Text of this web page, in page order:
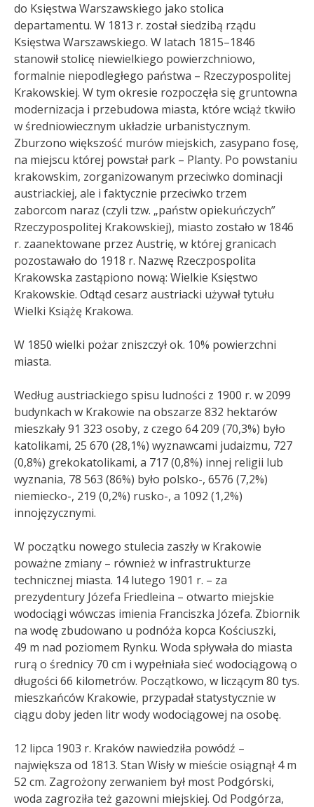
do Księstwa Warszawskiego jako stolica
departamentu. W 1813 r. został siedzibą rządu
Księstwa Warszawskiego. W latach 1815–1846
stanowił stolicę niewielkiego powierzchniowo,
formalnie niepodległego państwa – Rzeczypospolitej
Krakowskiej. W tym okresie rozpoczęła się gruntowna
modernizacja i przebudowa miasta, które wciąż tkwiło
w średniowiecznym układzie urbanistycznym.
Zburzono większość murów miejskich, zasypano fosę,
na miejscu której powstał park – Planty. Po powstaniu
krakowskim, zorganizowanym przeciwko dominacji
austriackiej, ale i faktycznie przeciwko trzem
zaborcom naraz (czyli tzw. „państw opiekuńczych”
Rzeczypospolitej Krakowskiej), miasto zostało w 1846
r. zaanektowane przez Austrię, w której granicach
pozostawało do 1918 r. Nazwę Rzeczpospolita
Krakowska zastąpiono nową: Wielkie Księstwo
Krakowskie. Odtąd cesarz austriacki używał tytułu
Wielki Książę Krakowa.
W 1850 wielki pożar zniszczył ok. 10% powierzchni
miasta.
Według austriackiego spisu ludności z 1900 r. w 2099
budynkach w Krakowie na obszarze 832 hektarów
mieszkały 91 323 osoby, z czego 64 209 (70,3%) było
katolikami, 25 670 (28,1%) wyznawcami judaizmu, 727
(0,8%) grekokatolikami, a 717 (0,8%) innej religii lub
wyznania, 78 563 (86%) było polsko-, 6576 (7,2%)
niemiecko-, 219 (0,2%) rusko-, a 1092 (1,2%)
innojęzycznymi.
W początku nowego stulecia zaszły w Krakowie
poważne zmiany – również w infrastrukturze
technicznej miasta. 14 lutego 1901 r. – za
prezydentury Józefa Friedleina – otwarto miejskie
wodociągi wówczas imienia Franciszka Józefa. Zbiornik
na wodę zbudowano u podnóża kopca Kościuszki,
49 m nad poziomem Rynku. Woda spływała do miasta
rurą o średnicy 70 cm i wypełniała sieć wodociągową o
długości 66 kilometrów. Początkowo, w liczącym 80 tys.
mieszkańców Krakowie, przypadał statystycznie w
ciągu doby jeden litr wody wodociągowej na osobę.
12 lipca 1903 r. Kraków nawiedziła powódź –
największa od 1813. Stan Wisły w mieście osiągnął 4 m
52 cm. Zagrożony zerwaniem był most Podgórski,
woda zagroziła też gazowni miejskiej. Od Podgórza,